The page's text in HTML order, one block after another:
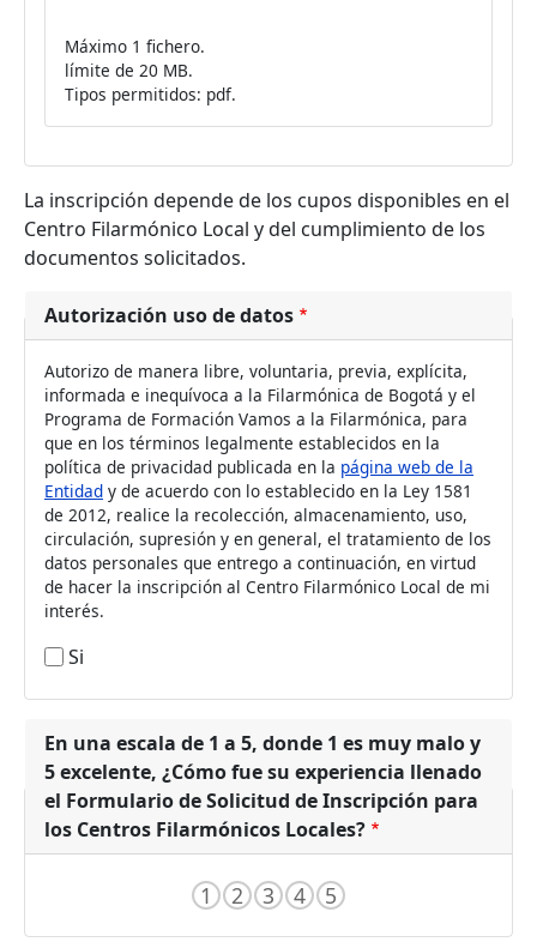
Máximo 1 fichero.
límite de 20 MB.
Tipos permitidos: pdf.
La inscripción depende de los cupos disponibles en el
Centro Filarmónico Local y del cumplimiento de los
documentos solicitados.
Autorización uso de datos
Autorizo de manera libre, voluntaria, previa, explícita,
informada e inequívoca a la Filarmónica de Bogotá y el
Programa de Formación Vamos a la Filarmónica, para
que en los términos legalmente establecidos en la
política de privacidad publicada en la página web de la
Entidad y de acuerdo con lo establecido en la Ley 1581
de 2012, realice la recolección, almacenamiento, uso,
circulación, supresión y en general, el tratamiento de los
datos personales que entrego a continuación, en virtud
de hacer la inscripción al Centro Filarmónico Local de mi
interés.
Si
En una escala de 1 a 5, donde 1 es muy malo y
5 excelente, ¿Cómo fue su experiencia llenado
el Formulario de Solicitud de Inscripción para
los Centros Filarmónicos Locales?
1 2 3 4 5